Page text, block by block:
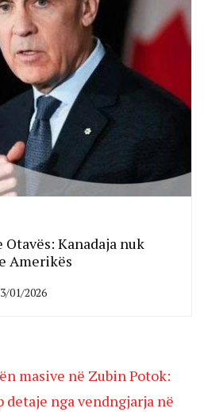
Kanadaja nuk
Amerikës
01/2026
masive në Zubin Potok:
nga vendngjarja në